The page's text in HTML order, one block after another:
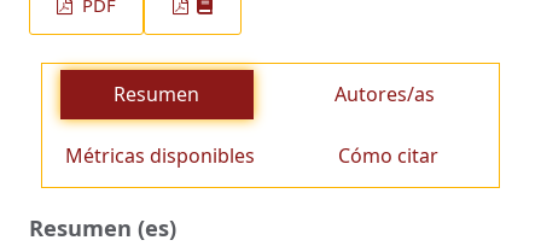
PDF
Resumen Autores/as
Métricas disponibles Cómo citar
Resumen (es)